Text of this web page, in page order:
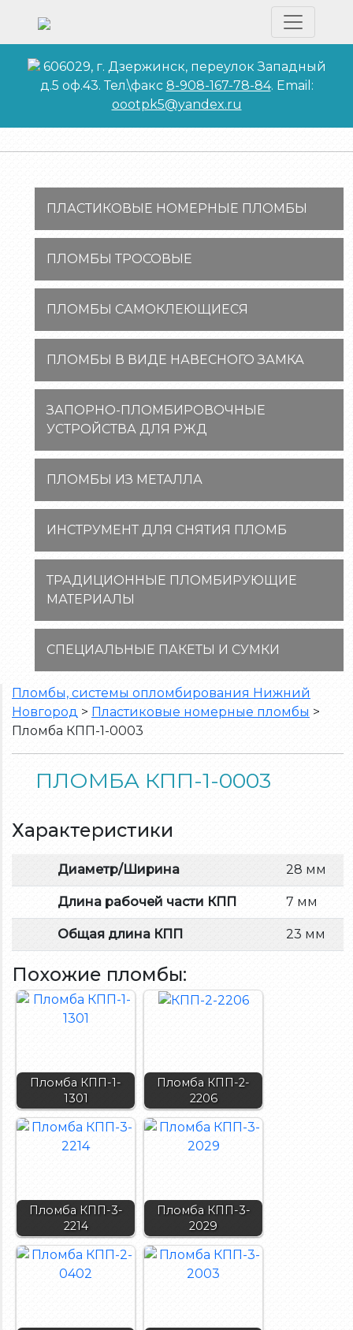
606029, г. Дзержинск, переулок Западный
д.5 оф.43. Тел.\факс 8-908-167-78-84. Email:
oootpk5@yandex.ru
ПЛАСТИКОВЫЕ НОМЕРНЫЕ ПЛОМБЫ
ПЛОМБЫ ТРОСОВЫЕ
ПЛОМБЫ САМОКЛЕЮЩИЕСЯ
ПЛОМБЫ В ВИДЕ НАВЕСНОГО ЗАМКА
ЗАПОРНО-ПЛОМБИРОВОЧНЫЕ
УСТРОЙСТВА ДЛЯ РЖД
ПЛОМБЫ ИЗ МЕТАЛЛА
ИНСТРУМЕНТ ДЛЯ СНЯТИЯ ПЛОМБ
ТРАДИЦИОННЫЕ ПЛОМБИРУЮЩИЕ
МАТЕРИАЛЫ
СПЕЦИАЛЬНЫЕ ПАКЕТЫ И СУМКИ
Пломбы, системы опломбирования Нижний
Новгород > Пластиковые номерные пломбы >
Пломба КПП-1-0003
ПЛОМБА КПП-1-0003
Характеристики
Диаметр/Ширина 28 мм
Длина рабочей части КПП 7 мм
Общая длина КПП 23 мм
Похожие пломбы:
Пломба КПП-1-
1301
Пломба КПП-2-
2206
Пломба КПП-3-
2214
Пломба КПП-3-
2029